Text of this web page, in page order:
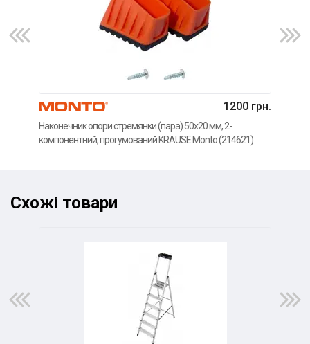
1200 грн.
Наконечник опори стремянки (пара) 50x20 мм, 2-
компонентний, прогумований KRAUSE Monto (214621)
Схожі товари